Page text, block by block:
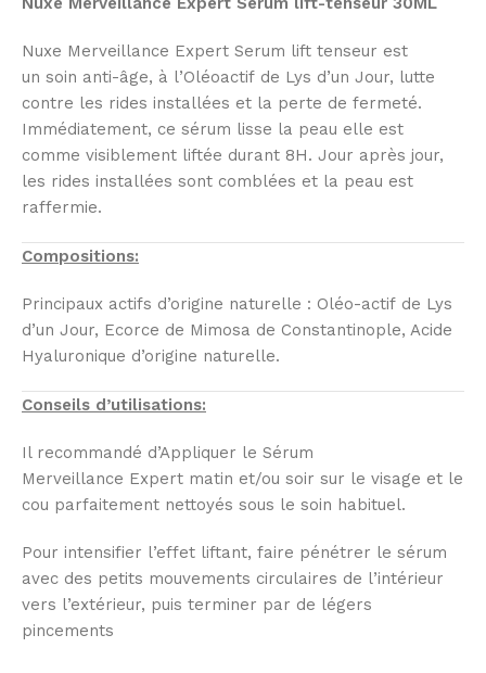
Nuxe Merveillance Expert Serum lift tenseur est
un soin anti-âge, à l’Oléoactif de Lys d’un Jour, lutte
contre les rides installées et la perte de fermeté.
Immédiatement, ce sérum lisse la peau elle est
comme visiblement liftée durant 8H. Jour après jour,
les rides installées sont comblées et la peau est
raffermie.
Compositions:
Principaux actifs d’origine naturelle : Oléo-actif de Lys
d’un Jour, Ecorce de Mimosa de Constantinople, Acide
Hyaluronique d’origine naturelle.
Conseils d’utilisations:
Il recommandé d’Appliquer le Sérum
Merveillance Expert matin et/ou soir sur le visage et le
cou parfaitement nettoyés sous le soin habituel.
Pour intensifier l’effet liftant, faire pénétrer le sérum
avec des petits mouvements circulaires de l’intérieur
vers l’extérieur, puis terminer par de légers
pincements